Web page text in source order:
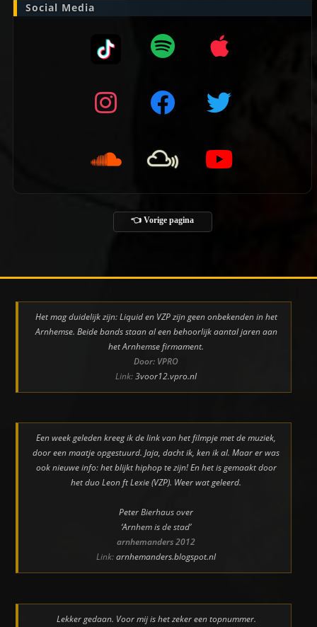
Social Media
👈 Vorige pagina
Het mag duidelijk zijn: Liquid en VZP zijn geen onbekenden in het
Arnhemse. Beide bands staan al een behoorlijk aantal jaren aan
het Arnhemse firmament.
Door: VPRO
Link:3voor12.vpro.nl
Een week geleden kreeg ik de link van het filmpje met de muziek,
door een maatje opgestuurd. Jaja, dacht ik, ken ik al. Maar er was
ook nieuwe info: het blijkt hiphop te zijn! En het is gemaakt door
het duo Leon ft Lexie (VZP). Weer wat geleerd.
Peter Bierhaus over
‘Arnhem is de stad’
arnhemanders 2012
Link:arnhemanders.blogspot.nl
Lekker gedaan. Voor mij is het zeker een topnummer.